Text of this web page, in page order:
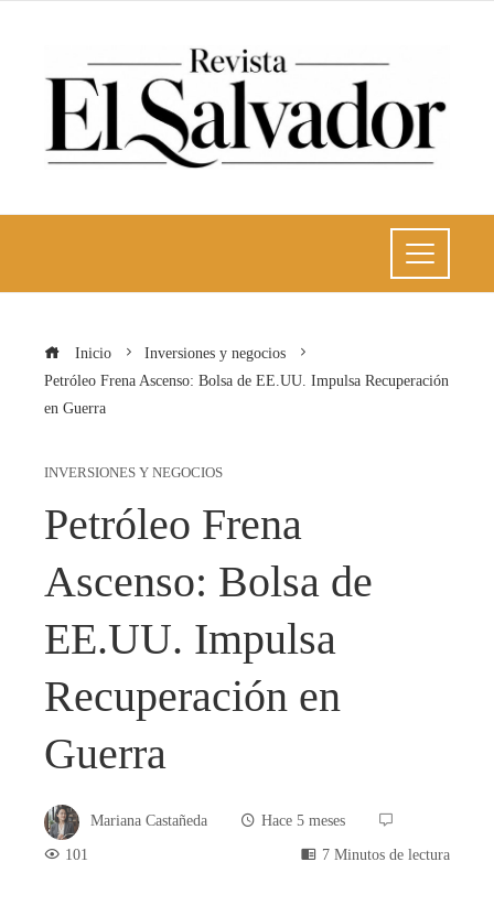
Inicio
Inversiones y negocios
Petróleo Frena Ascenso: Bolsa de EE.UU. Impulsa Recuperación
en Guerra
INVERSIONES Y NEGOCIOS
Petróleo Frena
Ascenso: Bolsa de
EE.UU. Impulsa
Recuperación en
Guerra
Mariana Castañeda
Hace 5 meses
101
7 Minutos de lectura